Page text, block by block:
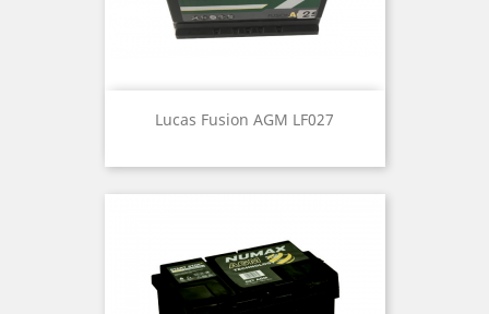
Lucas Fusion AGM LF027